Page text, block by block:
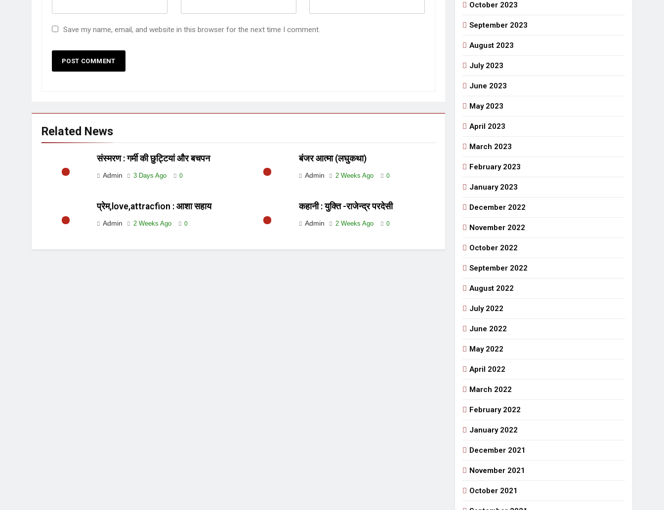
Save my name, email, and website in this browser for the next time I comment.
Related News
संस्मरण : गर्मी की छुट्टियां और बचपन
Admin 3 Days Ago 0
बंजर आत्मा (लघुकथा)
Admin 2 Weeks Ago 0
प्रेम,love,attracfion : आशा सहाय
Admin 2 Weeks Ago 0
कहानी : युक्ति -राजेन्द्र परदेसी
Admin 2 Weeks Ago 0
October 2023
September 2023
August 2023
July 2023
June 2023
May 2023
April 2023
March 2023
February 2023
January 2023
December 2022
November 2022
October 2022
September 2022
August 2022
July 2022
June 2022
May 2022
April 2022
March 2022
February 2022
January 2022
December 2021
November 2021
October 2021